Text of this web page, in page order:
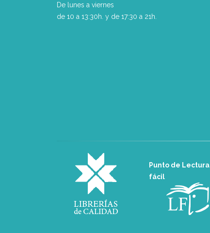
De lunes a viernes
de 10 a 13:30h. y de 17:30 a 21h.
Punto de Lectura
fácil